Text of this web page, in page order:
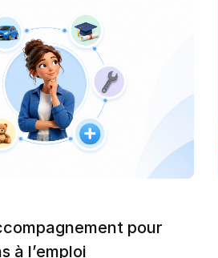
pour
à l’emploi